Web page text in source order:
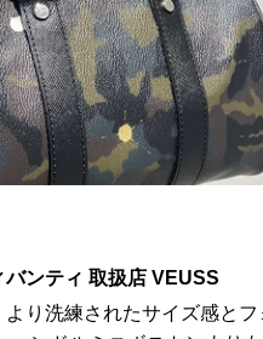
ンティ 取扱店 VEUSS
り洗練されたサイズ感とフ